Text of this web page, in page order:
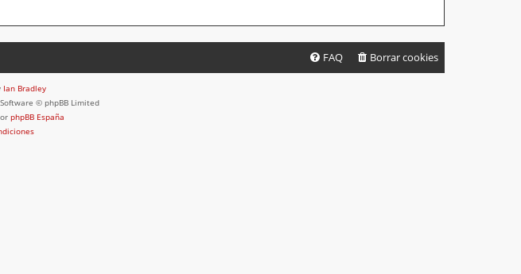
Borrar cookies
FAQ
Ian Bradley
© phpBB Limited
phpBB España